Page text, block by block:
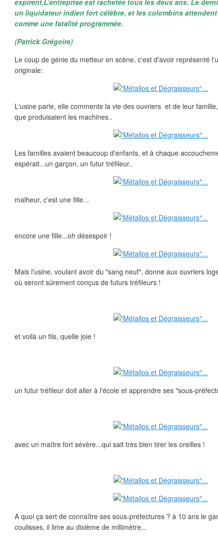
expirent.L’entreprise est rachetée tous les deux ans. Le
un liquidateur indien fort célèbre, et les colombins attendent
comme une fatalité programmée.
(Patrick Grégoire)
Le coup de génie du metteur en scène, c'est d'avoir représenté
originale:
L'usine parle, elle commente la vie des ouvriers et de leur
que produisaient les machines..
Les familles avaient beaucoup d'enfants, et à chaque
espérait...un garçon, un futur tréfileur..
malheur, c'est une fille...
encore une fille...oh désespoir !
Mais l'usine, voulant avoir du "sang neuf", donne aux ouvriers
où seront sûrement conçus de futurs tréfileurs !
et voilà un fils, quelle joie !
un futur tréfileur doit aller à l'école et apprendre ses "sous-
avec un maître fort sévère...qui sait très bien tirer les oreilles !
A quoi ça sert de connaître ses sous-préfectures ? à 10 ans le
coulisses, il lime au dixième de millimètre...